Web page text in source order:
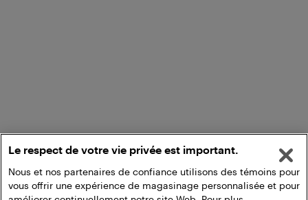
Le respect de votre vie privée est important.
Nous et nos partenaires de confiance utilisons des témoins pour
vous offrir une expérience de magasinage personnalisée et pour